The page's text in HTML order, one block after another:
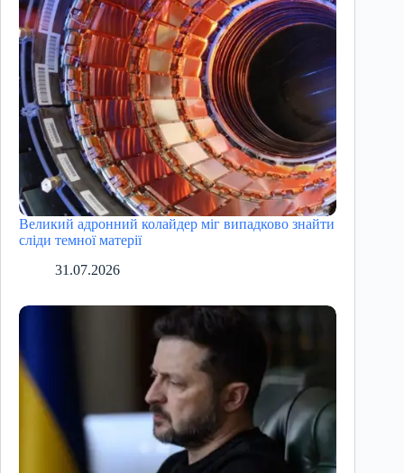
Великий адронний колайдер міг випадково знайти
сліди темної матерії
31.07.2026